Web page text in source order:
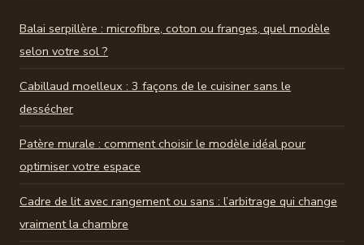
Balai serpillère : microfibre, coton ou franges, quel modèle
selon votre sol ?
Cabillaud moelleux : 3 façons de le cuisiner sans le
dessécher
Patère murale : comment choisir le modèle idéal pour
optimiser votre espace
Cadre de lit avec rangement ou sans : l’arbitrage qui change
vraiment la chambre